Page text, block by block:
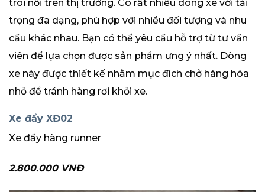
trôi nổi trên thị trường. Có rất nhiều dòng xe với tải
trọng đa dạng, phù hợp với nhiều đối tượng và nhu
cầu khác nhau. Bạn có thể yêu cầu hỗ trợ từ tư vấn
viên để lựa chọn được sản phẩm ưng ý nhất. Dòng
xe này được thiết kế nhằm mục đích chở hàng hóa
nhỏ để tránh hàng rơi khỏi xe.
Xe đẩy XĐ02
Xe đẩy hàng runner
2.800.000VNĐ